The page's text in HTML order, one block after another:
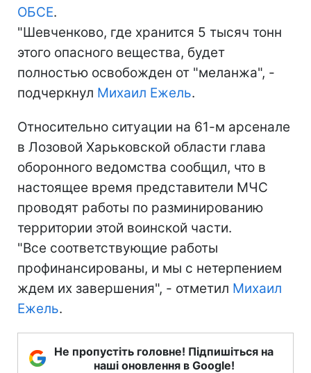
ОБСЕ.
"Шевченково, где хранится 5 тысяч тонн
этого опасного вещества, будет
полностью освобожден от "меланжа", -
подчеркнул Михаил Ежель.
Относительно ситуации на 61-м арсенале
в Лозовой Харьковской области глава
оборонного ведомства сообщил, что в
настоящее время представители МЧС
проводят работы по разминированию
территории этой воинской части.
"Все соответствующие работы
профинансированы, и мы с нетерпением
ждем их завершения", - отметил Михаил
Ежель.
Не пропустіть головне! Підпишіться на
наші оновлення в Google!